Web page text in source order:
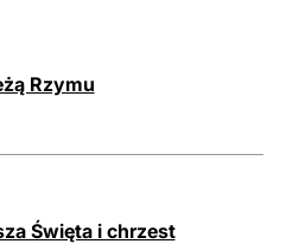
Rzymu
Święta i chrzest